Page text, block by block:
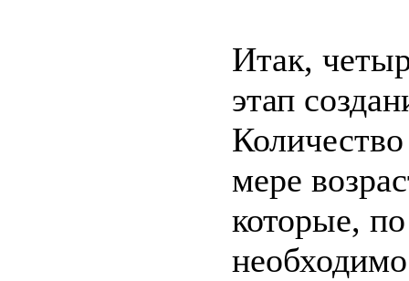
Итак,
этап
мере
которые,